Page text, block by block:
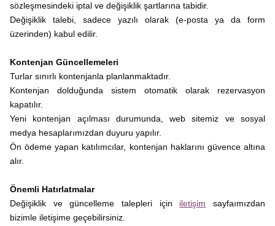
sözleşmesindeki iptal ve değişiklik şartlarına tabidir.
Değişiklik talebi, sadece yazılı olarak (e-posta ya da form
üzerinden) kabul edilir.
Kontenjan Güncellemeleri
Turlar sınırlı kontenjanla planlanmaktadır.
Kontenjan dolduğunda sistem otomatik olarak rezervasyon
kapatılır.
Yeni kontenjan açılması durumunda, web sitemiz ve sosyal
medya hesaplarımızdan duyuru yapılır.
Ön ödeme yapan katılımcılar, kontenjan haklarını güvence altına
alır.
Önemli Hatırlatmalar
Değişiklik ve güncelleme talepleri için iletişim sayfaımızdan
bizimle iletişime geçebilirsiniz.